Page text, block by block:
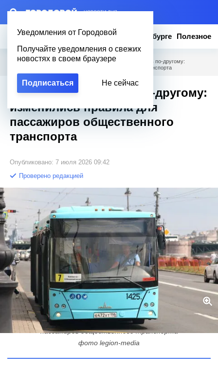
– НОВОСТИ ДНЯ
Уведомления от Городовой
Получайте уведомления о свежих
новостях в своем браузере
Подписаться Не сейчас
Новости Эксклюзив Вопросы о Петербурге Полезное
Городовой Новости Петербурга / Теперь будем ездить по-другому:
изменились правила для пассажиров общественного транспорта
Теперь будем ездить по-другому:
изменились правила для
пассажиров общественного
транспорта
Опубликовано: 7 июля 2026 09:42
Проверено редакцией
Теперь будем ездить по-другому: изменились правила для
пассажиров общественного транспорта
фото legion-media